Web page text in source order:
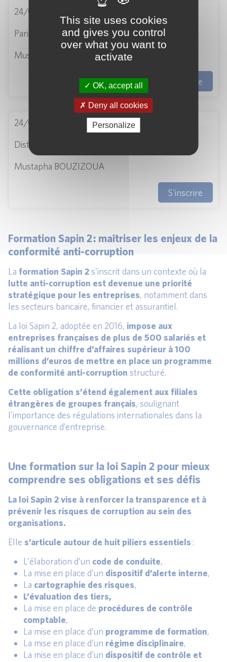
24/09/2026
Paris
Mustapha BOUZIZOUA
S'inscrire
24/09/2026
Distanciel
Mustapha BOUZIZOUA
S'inscrire
Formation Sapin 2 : maîtriser les enjeux de la
conformité anti-corruption
La formation Sapin 2s’inscrit dans un contexte où la
lutte anti-corruption est devenue une priorité
stratégique pour les entreprises, notamment dans
les secteurs bancaire, financier et assurantiel.
La loi Sapin 2, adoptée en 2016, impose aux
entreprises françaises de plus de 500 salariés et
réalisant un chiffre d’affaires supérieur à 100
millions d’euros de mettre en place un programme
de conformité anti-corruption structuré.
Cette obligation s’étend également aux filiales
étrangères de groupes français, soulignant
l’importance des régulations internationales dans la
gouvernance d’entreprise.
Une formation sur la loi Sapin 2 pour mieux
comprendre ses obligations et ses défis
La loi Sapin 2 vise à renforcer la transparence et à
prévenir les risques de corruption au sein des
organisations.
Elle s’articule autour de huit piliers essentiels :
L’élaboration d’un code de conduite,
La mise en place d’un dispositif d’alerte interne,
La cartographie des risques,
L’évaluation des tiers,
La mise en place de procédures de contrôle
comptable,
La mise en place d’un programme de formation,
La mise en place d’un régime disciplinaire,
La mise en place d’un dispositif de contrôle et
This site uses cookies
and gives you control
over what you want to
activate
OK, accept all
Deny all cookies
Personalize